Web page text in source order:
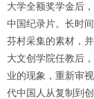
大学全额奖学金后
中国纪录片。长时
芬村采集的素材，
大文创学院任教后
业的现象，重新审
代中国人从复制到创